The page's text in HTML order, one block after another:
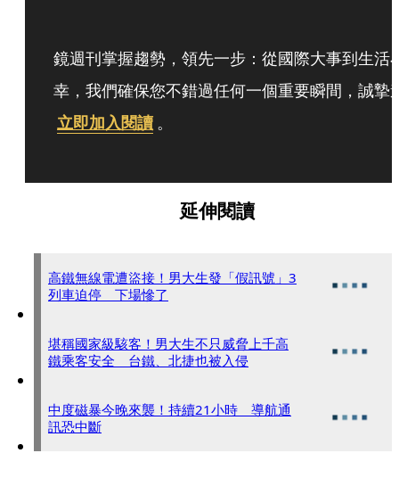
鏡週刊掌握趨勢，領先一步：從國際大事到生活
幸，我們確保您不錯過任何一個重要瞬間，誠摯
立即加入閱讀 。
延伸閱讀
高鐵無線電遭盜接！男大生發「假訊號」3
列車迫停 下場慘了
堪稱國家級駭客！男大生不只威脅上千高
鐵乘客安全 台鐵、北捷也被入侵
中度磁暴今晚來襲！持續21小時 導航通
訊恐中斷